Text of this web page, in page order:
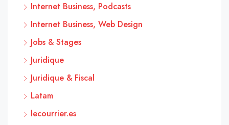
Internet Business, Podcasts
Internet Business, Web Design
Jobs & Stages
Juridique
Juridique & Fiscal
Latam
lecourrier.es